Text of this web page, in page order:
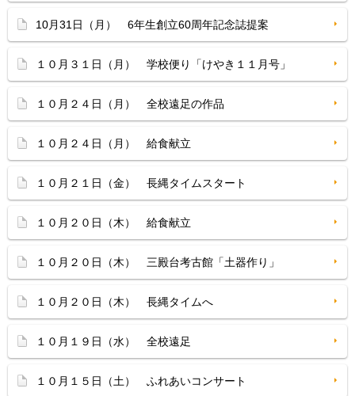
10月31日（月） 6年生創立60周年記念誌提案
１０月３１日（月） 学校便り「けやき１１月号」
１０月２４日（月） 全校遠足の作品
１０月２４日（月） 給食献立
１０月２１日（金） 長縄タイムスタート
１０月２０日（木） 給食献立
１０月２０日（木） 三殿台考古館「土器作り」
１０月２０日（木） 長縄タイムへ
１０月１９日（水） 全校遠足
１０月１５日（土） ふれあいコンサート